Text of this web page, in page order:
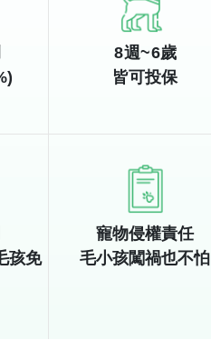
8週~6歲
皆可投保
孩免
寵物侵權責任
毛小孩闖禍也不怕